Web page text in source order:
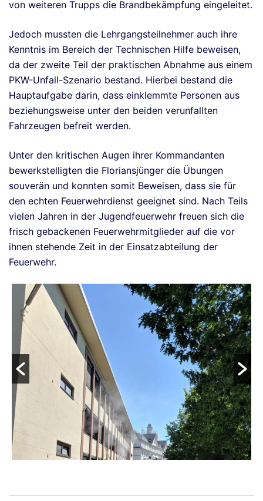
von weiteren Trupps die Brandbekämpfung eingeleitet.
Jedoch mussten die Lehrgangsteilnehmer auch ihre
Kenntnis im Bereich der Technischen Hilfe beweisen,
da der zweite Teil der praktischen Abnahme aus einem
PKW-Unfall-Szenario bestand. Hierbei bestand die
Hauptaufgabe darin, dass einklemmte Personen aus
beziehungsweise unter den beiden verunfallten
Fahrzeugen befreit werden.
Unter den kritischen Augen ihrer Kommandanten
bewerkstelligten die Floriansjünger die Übungen
souverän und konnten somit Beweisen, dass sie für
den echten Feuerwehrdienst geeignet sind. Nach Teils
vielen Jahren in der Jugendfeuerwehr freuen sich die
frisch gebackenen Feuerwehrmitglieder auf die vor
ihnen stehende Zeit in der Einsatzabteilung der
Feuerwehr.